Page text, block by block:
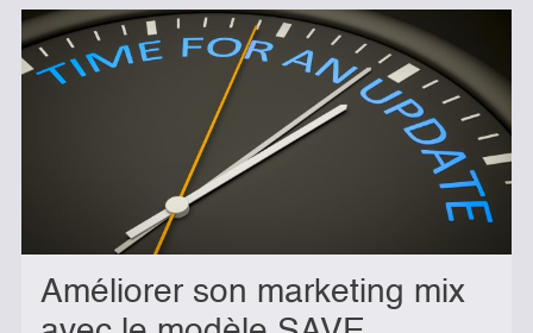
Améliorer son marketing mix